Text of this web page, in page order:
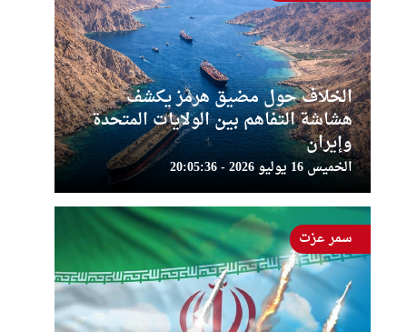
الخلاف حول مضيق هرمز يكشف
هشاشة التفاهم بين الولايات المتحدة
وإيران
الخميس 16 يوليو 2026 - 20:05:36
سمر عزت